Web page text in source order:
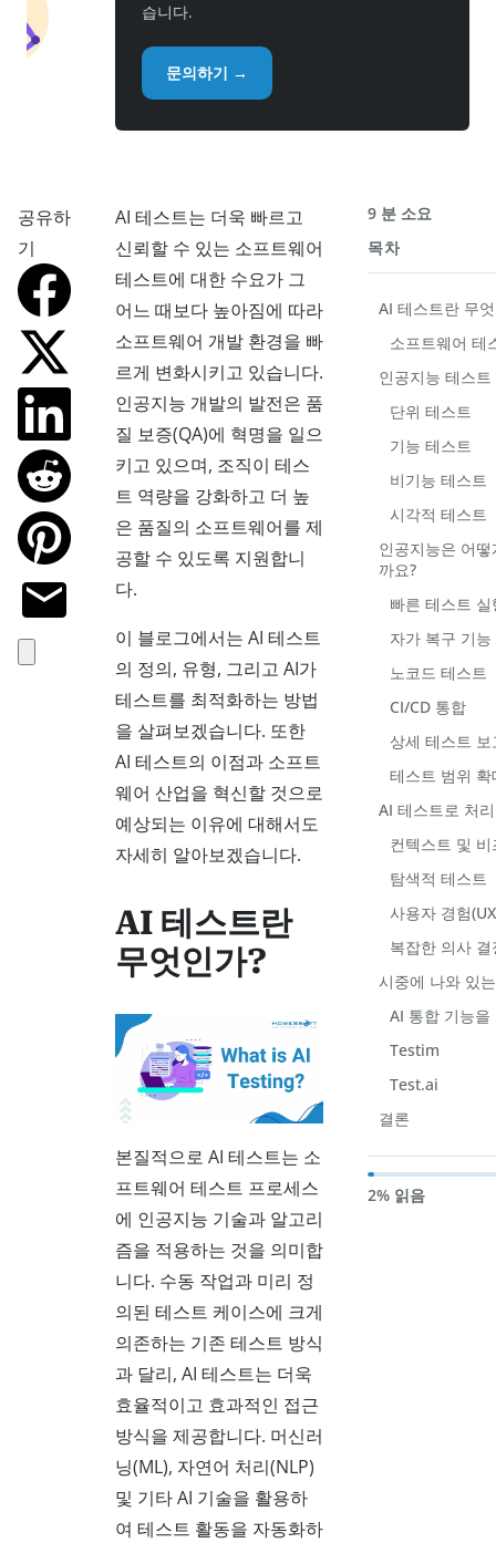
습니다.
문의하기 →
공유하
기
AI 테스트는 더욱 빠르고
신뢰할 수 있는 소프트웨어
테스트에 대한 수요가 그
어느 때보다 높아짐에 따라
소프트웨어 개발 환경을 빠
르게 변화시키고 있습니다.
인공지능 개발의 발전은 품
질 보증(QA)에 혁명을 일으
키고 있으며, 조직이 테스
트 역량을 강화하고 더 높
은 품질의 소프트웨어를 제
공할 수 있도록 지원합니
다.
이 블로그에서는 AI 테스트
의 정의, 유형, 그리고 AI가
테스트를 최적화하는 방법
을 살펴보겠습니다. 또한
AI 테스트의 이점과 소프트
웨어 산업을 혁신할 것으로
예상되는 이유에 대해서도
자세히 알아보겠습니다.
AI 테스트란
무엇인가?
본질적으로 AI 테스트는 소
프트웨어 테스트 프로세스
에 인공지능 기술과 알고리
즘을 적용하는 것을 의미합
니다. 수동 작업과 미리 정
의된 테스트 케이스에 크게
의존하는 기존 테스트 방식
과 달리, AI 테스트는 더욱
효율적이고 효과적인 접근
방식을 제공합니다. 머신러
닝(ML), 자연어 처리(NLP)
및 기타 AI 기술을 활용하
여 테스트 활동을 자동화하
9 분 소요
목차
AI 테스트란 무
소프트웨어 테
인공지능 테스트
단위 테스트
기능 테스트
비기능 테스트
시각적 테스트
인공지능은 어
까요?
빠른 테스트 실
자가 복구 기능
노코드 테스트
CI/CD 통합
상세 테스트 보
테스트 범위 확
AI 테스트로 처
컨텍스트 및
탐색적 테스트
사용자 경험
복잡한 의사
시중에 나와 있
AI 통합 기능
Testim
Test.ai
결론
2% 읽음